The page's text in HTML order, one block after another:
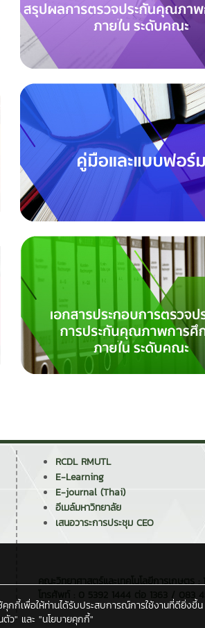
RCDL RMUTL
E-Learning
E-journal (Thai)
อีเมล์มหาวิทยาลัย
เสนอวาระการประชุม CEO
คณะวิทยาศาสตร์และเทคโนโลยีการเกษต
คุกกี้เพื่อให้ท่านได้รับประสบการณ์การใช้งานที่ดียิ่งขึ้น
ตัว" และ "นโยบายคุกกี้"